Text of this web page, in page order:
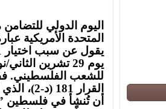
اليوم الدولي
المتحدة الأمريكية
يوم 29 تشرين
القرار 181 (د-2)، الذي أصبح يعرف باسم قرار التقسيم. وقد نص القرار على
أن تُنشأ في فلسطين